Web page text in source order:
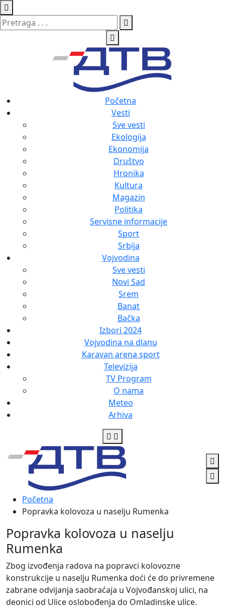
Početna
Vesti
Sve vesti
Ekologija
Ekonomija
Društvo
Hronika
Kultura
Magazin
Politika
Servisne informacije
Sport
Srbija
Vojvodina
Sve vesti
Novi Sad
Srem
Banat
Bačka
Izbori 2024
Vojvodina na dlanu
Karavan arena sport
Televizija
TV Program
O nama
Meteo
Arhiva
Početna
Popravka kolovoza u naselju Rumenka
Popravka kolovoza u naselju
Rumenka
Zbog izvođenja radova na popravci kolovozne
konstrukcije u naselju Rumenka doći će do privremene
zabrane odvijanja saobraćaja u Vojvođanskoj ulici, na
deonici od Ulice oslobođenja do Omladinske ulice.